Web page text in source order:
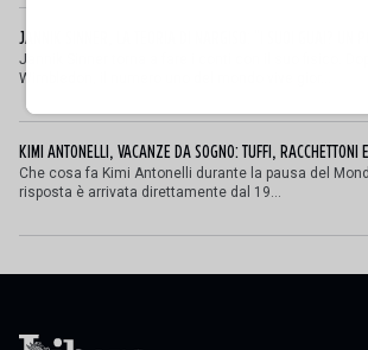
JANNIK SINNER, LA TEORIA DI NARGISO: "I SUOI GUAI? UN
Jannik Sinner torna a fare i conti con il suo fisico.
Wimbledon, il numero uno del mondo vive gior...
KIMI ANTONELLI, VACANZE DA SOGNO: TUFFI, RACCHETTONI
Che cosa fa Kimi Antonelli durante la pausa del
risposta è arrivata direttamente dal 19...